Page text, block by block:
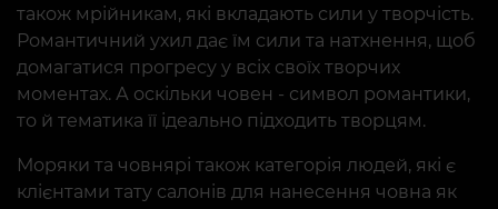
також мрійникам, які вкладають сили у творчість.
Романтичний ухил дає їм сили та натхнення, щоб
домагатися прогресу у всіх своїх творчих
моментах. А оскільки човен - символ романтики,
то й тематика її ідеально підходить творцям.
Моряки та човнярі також категорія людей, які є
клієнтами тату салонів для нанесення човна як